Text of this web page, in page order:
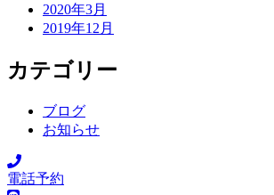
2020年3月
2019年12月
カテゴリー
ブログ
お知らせ
電話予約